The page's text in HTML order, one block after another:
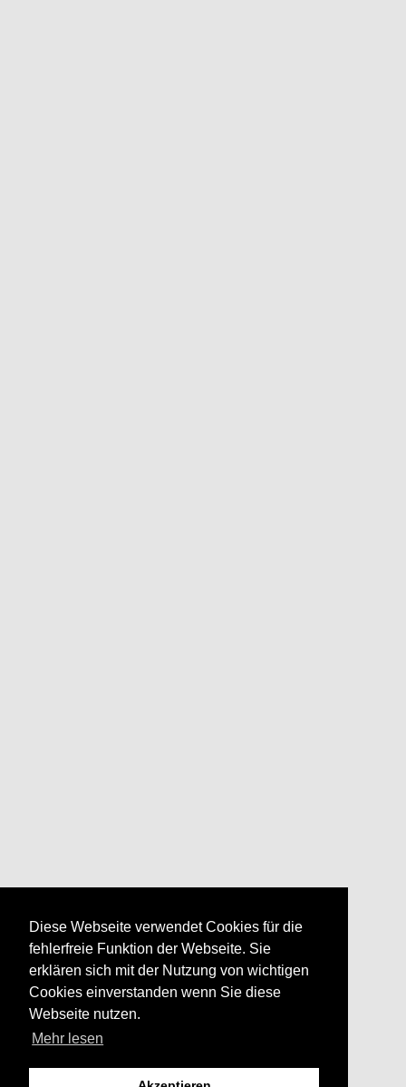
Diese Webseite verwendet Cookies für die
fehlerfreie Funktion der Webseite. Sie
erklären sich mit der Nutzung von wichtigen
Cookies einverstanden wenn Sie diese
Webseite nutzen.
Mehr lesen